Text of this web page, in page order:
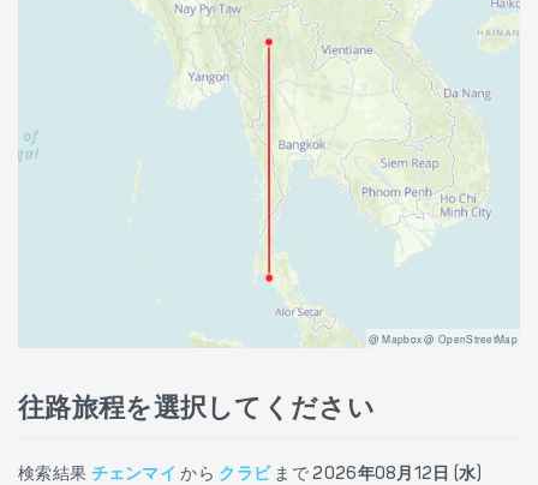
@ Mapbox @ OpenStreetMap
往路旅程を選択してください
検索結果 チェンマイ から クラビ まで2026年08月12日 (水)